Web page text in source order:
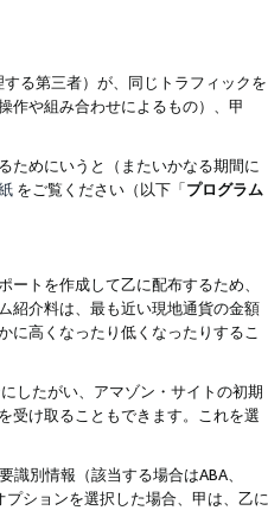
る第三者）が、同じトラフィックを
作や組み合わせによるもの）、甲
ためにいうと（またいかなる期間に
をご覧ください（以下「プログラム
トを作成して乙に配布するため、
紹介料は、最も近い現地通貨の金額
に高くなったり低くなったりするこ
したがい、アマゾン・サイトの初期
受け取ることもできます。これを選
別情報（該当する場合はABA、
ションを選択した場合、甲は、乙に